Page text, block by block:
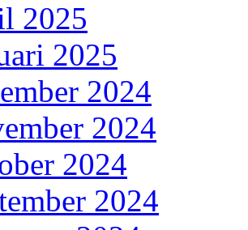
2025
2025
2024
2024
2024
2024